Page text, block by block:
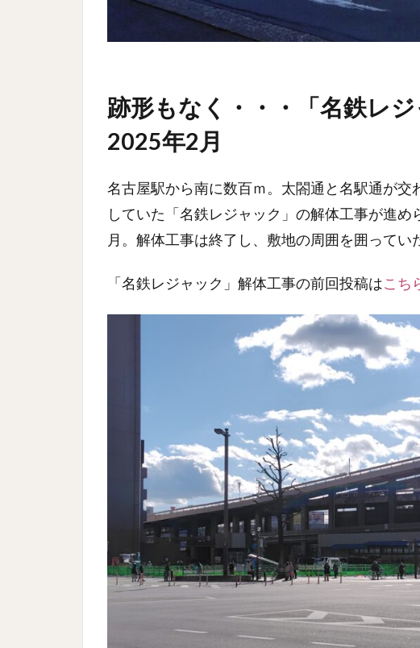
跡形もなく・・・「名鉄レ
2025年2月
名古屋駅から南に数百ｍ。太閤通と名駅通が
していた「名鉄レジャック」の解体工事が進
月。解体工事は終了し、敷地の周囲を囲ってい
「名鉄レジャック」解体工事の前回投稿はこち